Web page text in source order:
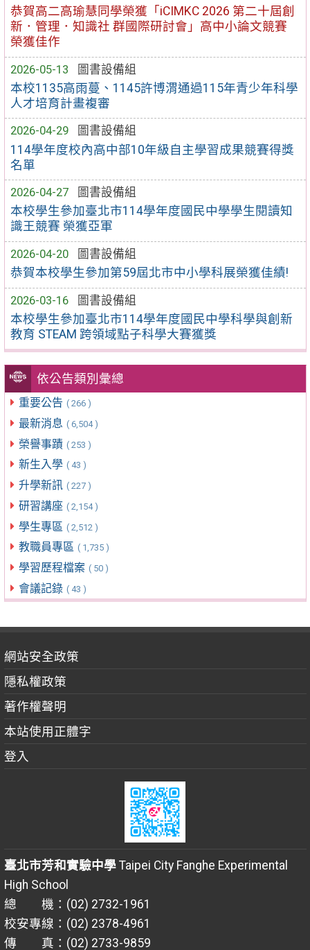
恭賀高二高瑜慧同學榮獲「iCIMKC 2026 第二十屆創
新．管理．知識社 群國際研討會」高中小論文競賽
榮獲佳作
2026-05-13
圖書設備組
本校1135高雨蔓、1145許博渭通過115年青少年科學
人才培育計畫複審
2026-04-29
圖書設備組
114學年度校內高中部10年級自主學習成果競賽得獎
名單
2026-04-27
圖書設備組
本校學生參加臺北市114學年度國民中學學生閱讀知
識王競賽 榮獲亞軍
2026-04-20
圖書設備組
恭賀本校學生參加第59屆北市中小學科展榮獲佳績!
2026-03-16
圖書設備組
本校學生參加臺北市114學年度國民中學科學與創新
教育 STEAM 跨領域點子科學大賽獲獎
依公告類別彙總
重要公告 ( 266 )
最新消息 ( 6,504 )
榮譽事蹟 ( 253 )
新生入學 ( 43 )
升學新訊 ( 227 )
研習講座 ( 2,154 )
學生專區 ( 2,512 )
教職員專區 ( 1,735 )
學習歷程檔案 ( 50 )
會議記錄 ( 43 )
網站安全政策
隱私權政策
著作權聲明
本站使用正體字
登入
臺北市芳和實驗中學Taipei City Fanghe Experimental
High School
總 機：(02) 2732-1961
校安專線：(02) 2378-4961
傳 真：(02) 2733-9859